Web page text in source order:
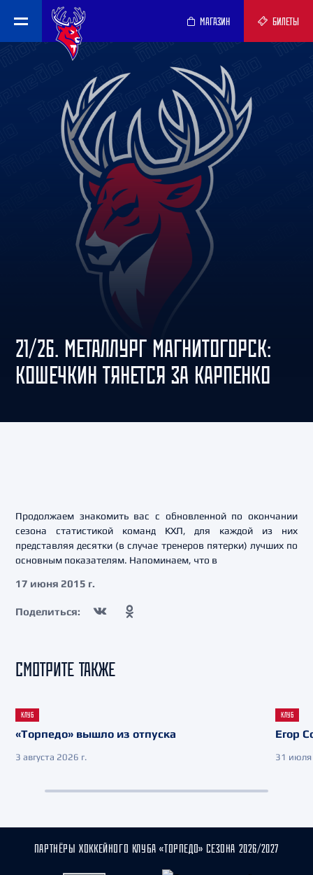
МАГАЗИН БИЛЕТЫ
21/26. МЕТАЛЛУРГ МАГНИТОГОРСК:
КОШЕЧКИН ТЯНЕТСЯ ЗА КАРПЕНКО
Продолжаем знакомить вас с обновленной по окончании
сезона статистикой команд КХЛ, для каждой из них
представляя десятки (в случае тренеров пятерки) лучших по
основным показателям. Напоминаем, что в
17 июня 2015 г.
Поделиться:
СМОТРИТЕ ТАКЖЕ
КЛУБ
«Торпедо» вышло из отпуска
3 августа 2026 г.
КЛУБ
Егор
31 июля
ПАРТНЁРЫ ХОККЕЙНОГО КЛУБА «ТОРПЕДО» СЕЗОНА 2026/2027